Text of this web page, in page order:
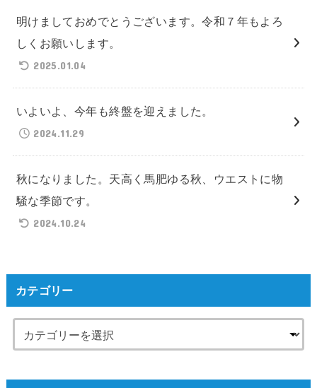
明けましておめでとうございます。令和７年もよろ
しくお願いします。
2025.01.04
いよいよ、今年も終盤を迎えました。
2024.11.29
秋になりました。天高く馬肥ゆる秋、ウエストに物
騒な季節です。
2024.10.24
カテゴリー